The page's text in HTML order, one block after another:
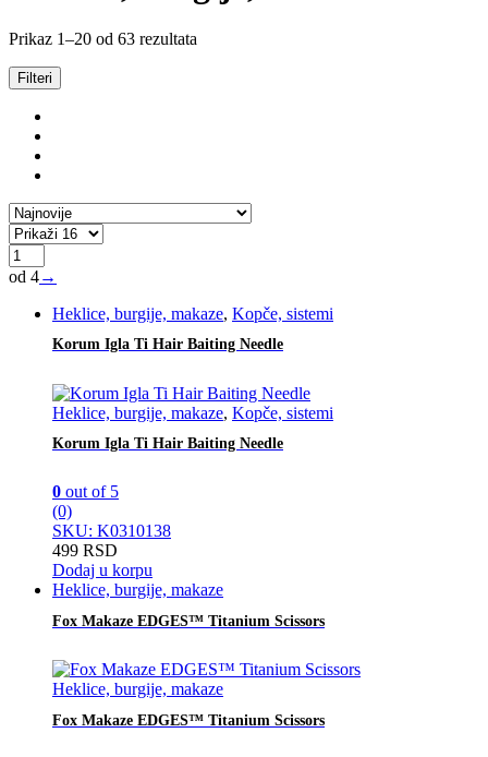
Prikaz 1–20 od 63 rezultata
Filteri
od 4→
Heklice, burgije, makaze, Kopče, sistemi
Korum Igla Ti Hair Baiting Needle
Heklice, burgije, makaze, Kopče, sistemi
Korum Igla Ti Hair Baiting Needle
0 out of 5
(0)
SKU: K0310138
499 RSD
Dodaj u korpu
Heklice, burgije, makaze
Fox Makaze EDGES™ Titanium Scissors
Heklice, burgije, makaze
Fox Makaze EDGES™ Titanium Scissors